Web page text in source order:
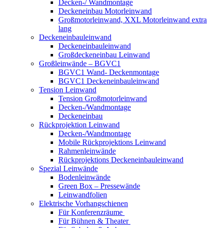
Decken-/ Wandmontage
Deckeneinbau Motorleinwand
Großmotorleinwand, XXL Motorleinwand extra
lang
Deckeneinbauleinwand
Deckeneinbauleinwand
Großdeckeneinbau Leinwand
Großleinwände – BGVC1
BGVC1 Wand- Deckenmontage
BGVC1 Deckeneinbauleinwand
Tension Leinwand
Tension Großmotorleinwand
Decken-/Wandmontage
Deckeneinbau
Rückprojektion Leinwand
Decken-/Wandmontage
Mobile Rückprojektions Leinwand
Rahmenleinwände
Rückprojektions Deckeneinbauleinwand
Spezial Leinwände
Bodenleinwände
Green Box – Pressewände
Leinwandfolien
Elektrische Vorhangschienen
Für Konferenzräume
Für Bühnen & Theater